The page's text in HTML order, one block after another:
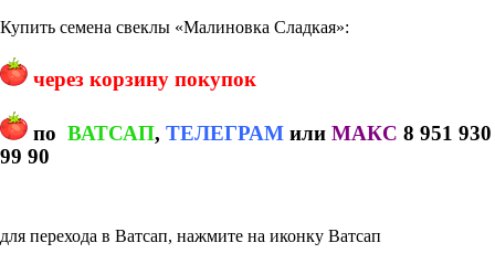
Купить семена свеклы «Малиновка Сладкая»:
через корзину покупок
по ВАТСАП, ТЕЛЕГРАМ или МАКС 8 951 930
99 90
для перехода в Ватсап, нажмите на иконку Ватсап